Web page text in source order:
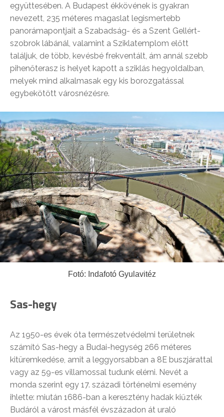
együttesében. A Budapest ékkövének is gyakran
nevezett, 235 méteres magaslat legismertebb
panorámapontjait a Szabadság- és a Szent Gellért-
szobrok lábánál, valamint a Sziklatemplom előtt
találjuk, de több, kevésbé frekventált, ám annál szebb
pihenőterasz is helyet kapott a sziklás hegyoldalban,
melyek mind alkalmasak egy kis borozgatással
egybekötött városnézésre.
Fotó: Indafotó Gyulavitéz
Sas-hegy
Az 1950-es évek óta természetvédelmi területnek
számító Sas-hegy a Budai-hegység 266 méteres
kitüremkedése, amit a leggyorsabban a 8E buszjárattal
vagy az 59-es villamossal tudunk elérni. Nevét a
monda szerint egy 17. századi történelmi esemény
ihlette: miután 1686-ban a keresztény hadak kiűzték
Budáról a várost másfél évszázadon át uraló